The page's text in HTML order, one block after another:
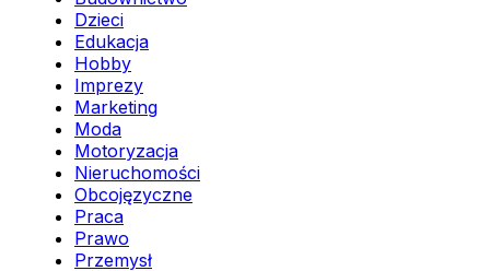
Dzieci
Edukacja
Hobby
Imprezy
Marketing
Moda
Motoryzacja
Nieruchomości
Obcojęzyczne
Praca
Prawo
Przemysł